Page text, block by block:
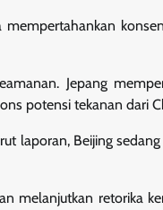
Jepang
potensi tekanan dari
laporan, Beijing
melanjutkan retorika